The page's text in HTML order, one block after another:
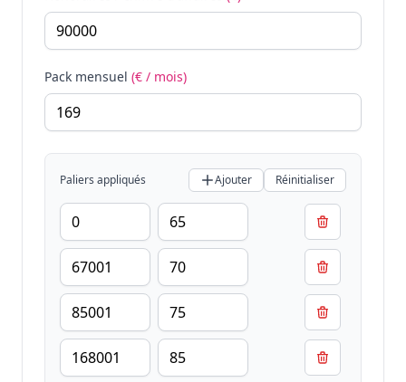
Pack mensuel (€ / mois)
Paliers appliqués Ajouter Réinitialiser